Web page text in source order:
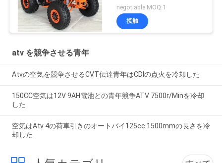
negotiable MOQ:1
接触
atv を競争させる青年
Atvの空気を競争させるCVT伝達青年はCDIの点火を冷却した
150CC空気は12V 9AH電池との青年競争ATV 7500r/Minを冷却
した
空気はAtv 4の荷車引きのオートバイ125cc 1500mmの長さを冷
却した